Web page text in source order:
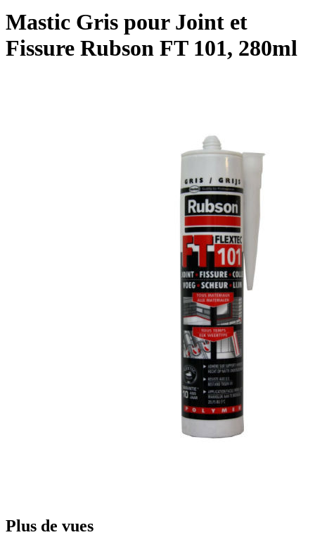
Mastic Gris pour Joint et
Fissure Rubson FT 101, 280ml
Plus de vues